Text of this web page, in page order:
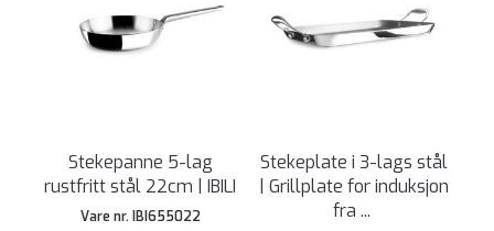
Stekepanne 5-lag
rustfritt stål 22cm | IBILI
Vare nr. IBI655022
Stekeplate i 3-lags stål
| Grillplate for induksjon
fra ...